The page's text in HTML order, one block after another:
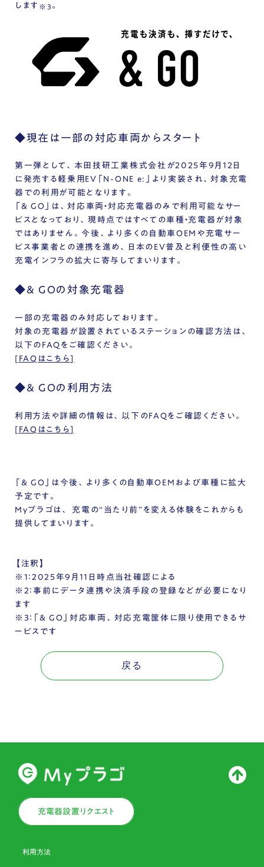
します ※3。
◆現在は一部の対応車両からスタート
第一弾として、本田技研工業株式会社が2025年9月12日
に発売する軽乗用EV「N-ONE e:」より実装され、対象充電
器での利用が可能となります。
「& GO」は、 対応車両・対応充電器のみ で利用可能なサー
ビスとなっており、現時点ではすべての車種・充電器が対象
ではありません。今後、より多くの自動車OEMや充電サー
ビス事業者との連携を進め、日本のEV普及と利便性の高い
充電インフラの拡大に寄与してまいります。
◆& GOの対象充電器
一部の充電器のみ対応しております。
対象の充電器が設置されているステーションの確認方法は、
以下のFAQをご確認ください。
[FAQはこちら]
◆& GOの利用方法
利用方法や詳細の情報は、以下のFAQをご確認ください。
[FAQはこちら]
「& GO」は今後、より多くの自動車OEMおよび車種に拡大
予定です。
Myプラゴは、 充電の“当たり前”を変える体験をこれからも
提供してまいります。
【注釈】
※1：2025年9月11日時点当社確認による
※2：事前にデータ連携や決済手段の登録などが必要になり
ます
※3：「& GO」対応車両、対応充電筐体に限り使用できるサ
ービスです
戻る
充電器設置リクエスト
利用方法